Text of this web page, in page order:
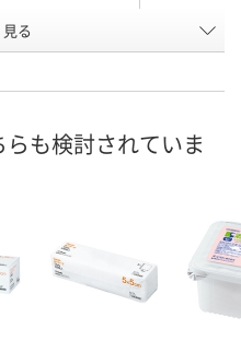
8月7日（金）
カ
る
も検討されていま